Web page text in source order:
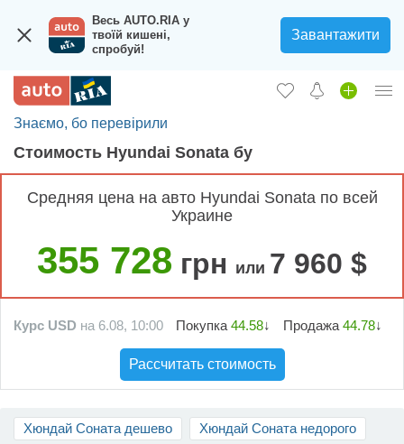
Весь AUTO.RIA у
твоїй кишені,
спробуй!
Завантажити
Вход в кабинет
Збір на авто для ЗСУ
Автомобили б/у
Новости
Загрузить приложение
Продать авто
Знаємо, бо перевірили
Cтоимость Hyundai Sonata бу
Средняя цена на авто Hyundai Sonata по всей
Украине
355 728 грн или 7 960 $
Курс USD на 6.08, 10:00 Покупка 44.58↓ Продажа 44.78↓
Рассчитать стоимость
Хюндай Соната дешево Хюндай Соната недорого